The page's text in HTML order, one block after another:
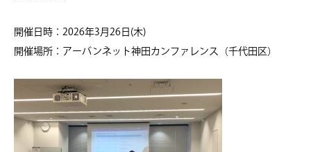
開催日時：2026年3月26日(木)
開催場所：アーバンネット神田カンファレンス（千代田区）